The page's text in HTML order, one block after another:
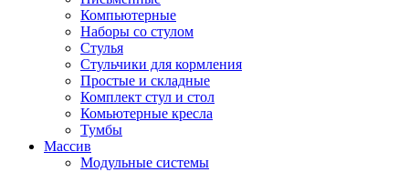
Компьютерные
Наборы со стулом
Стулья
Стульчики для кормления
Простые и складные
Комплект стул и стол
Комьютерные кресла
Тумбы
Массив
Модульные системы